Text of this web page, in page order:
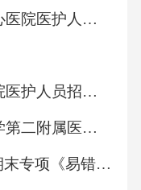
2026年齐齐哈尔铁路中心医院医护人员招聘笔试备考试题及答案详解
2026年江苏省第二中医院医护人员招聘考试参考试题及答案详解
2026年山东第一医科大学第二附属医院医护人员招聘笔试备考试题及答案详解
教科版四年级科学上册期末专项《易错题》复习训练(含答案)